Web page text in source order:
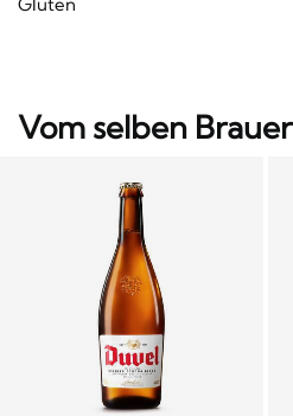
Vom selben Brauer